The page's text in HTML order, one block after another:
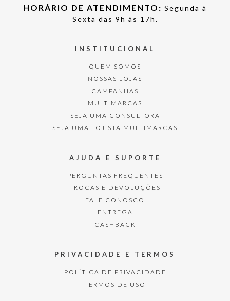
HORÁRIO DE ATENDIMENTO: Segunda à
Sexta das 9h às 17h.
INSTITUCIONAL
QUEM SOMOS
NOSSAS LOJAS
CAMPANHAS
MULTIMARCAS
SEJA UMA CONSULTORA
SEJA UMA LOJISTA MULTIMARCAS
AJUDA E SUPORTE
PERGUNTAS FREQUENTES
TROCAS E DEVOLUÇÕES
FALE CONOSCO
ENTREGA
CASHBACK
PRIVACIDADE E TERMOS
POLÍTICA DE PRIVACIDADE
TERMOS DE USO